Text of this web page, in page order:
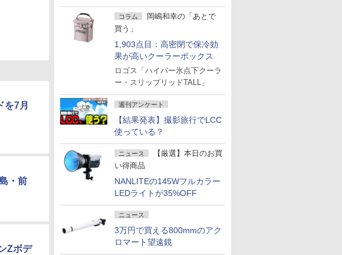
コラム
岡嶋和幸の「あとで
買う」
1,903点目：高密閉で保冷効
果が高いクーラーボックス
ロゴス「ハイパー氷点下クーラ
ー・スリップリッドTALL」
週刊アンケート
【結果発表】撮影旅行でLCC
使っている？
ニュース
【厳選】本日のお買
い得商品
NANLITEの145Wフルカラー
LEDライトが35%OFF
ニュース
3万円で買える800mmのアク
ロマート望遠鏡
を7月
・前
Zボデ